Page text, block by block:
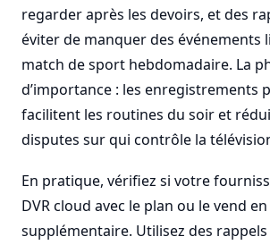
regarder après les devoirs, et des
éviter de manquer des événements
match de sport hebdomadaire. La
d’importance : les enregistrements
facilitent les routines du soir et
disputes sur qui contrôle la
En pratique, vérifiez si votre
DVR cloud avec le plan ou le vend
supplémentaire. Utilisez des